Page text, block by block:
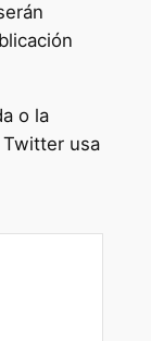
o la
usa